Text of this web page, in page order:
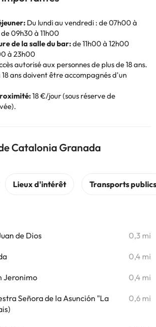
Du lundi au vendredi : de 07h00 à
09h30 à 11h00
de la salle du bar:de 11h00 à 12h00
à 23h00
autorisé aux personnes de plus de 18 ans.
18 ans doivent être accompagnés d'un
18 €/jour (sous réserve de
Catalonia Granada
de Dios 0,3 mi
0,4 mi
Jeronimo 0,4 mi
Señora de la Asunción "La
0,6 mi